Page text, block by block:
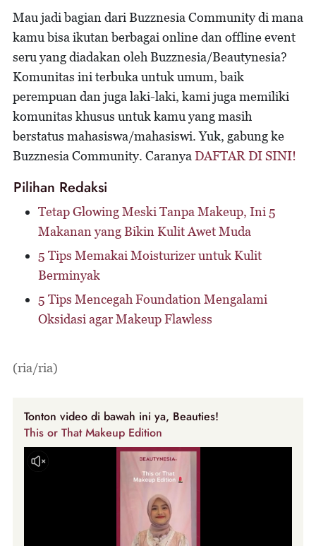
Mau jadi bagian dari Buzznesia Community di mana
kamu bisa ikutan berbagai online dan offline event
seru yang diadakan oleh Buzznesia/Beautynesia?
Komunitas ini terbuka untuk umum, baik
perempuan dan juga laki-laki, kami juga memiliki
komunitas khusus untuk kamu yang masih
berstatus mahasiswa/mahasiswi. Yuk, gabung ke
Buzznesia Community. Caranya DAFTAR DI SINI!
Pilihan Redaksi
Tetap Glowing Meski Tanpa Makeup, Ini 5
Makanan yang Bikin Kulit Awet Muda
5 Tips Memakai Moisturizer untuk Kulit
Berminyak
5 Tips Mencegah Foundation Mengalami
Oksidasi agar Makeup Flawless
(ria/ria)
Tonton video di bawah ini ya, Beauties!
This or That Makeup Edition